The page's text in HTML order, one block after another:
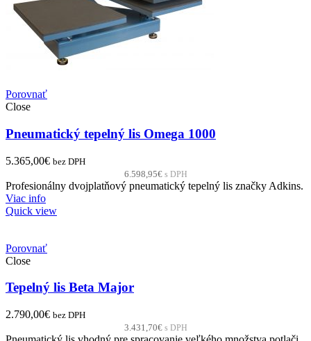
Porovnať
Close
Pneumatický tepelný lis Omega 1000
5.365,00€ bez DPH
6.598,95€ s DPH
Profesionálny dvojplatňový pneumatický tepelný lis značky Adkins.
Viac info
Quick view
Porovnať
Close
Tepelný lis Beta Major
2.790,00€ bez DPH
3.431,70€ s DPH